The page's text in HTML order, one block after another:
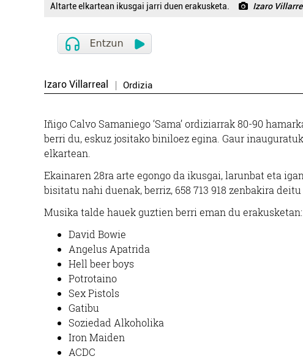
Altarte elkartean ikusgai jarri duen erakusketa. Izaro
Izaro Villarreal Ordizia
Iñigo Calvo Samaniego ‘Sama’ ordiziarrak 80-90
berri du, eskuz jositako biniloez egina. Gaur
elkartean.
Ekainaren 28ra arte egongo da ikusgai, larunbat eta
bisitatu nahi duenak, berriz, 658 713 918 zenbakira
Musika talde hauek guztien berri eman du erakusketan:
David Bowie
Angelus Apatrida
Hell beer boys
Potrotaino
Sex Pistols
Gatibu
Soziedad Alkoholika
Iron Maiden
ACDC